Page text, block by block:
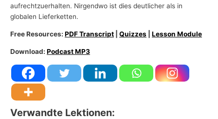
aufrechtzuerhalten. Nirgendwo ist dies deutlicher als in
globalen Lieferketten.
Free Resources:PDF Transcript |Quizzes |Lesson Module
Download:Podcast MP3
Verwandte Lektionen: